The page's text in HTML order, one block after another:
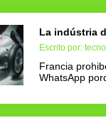
La indústria
Escrito por:
Francia
WhatsApp